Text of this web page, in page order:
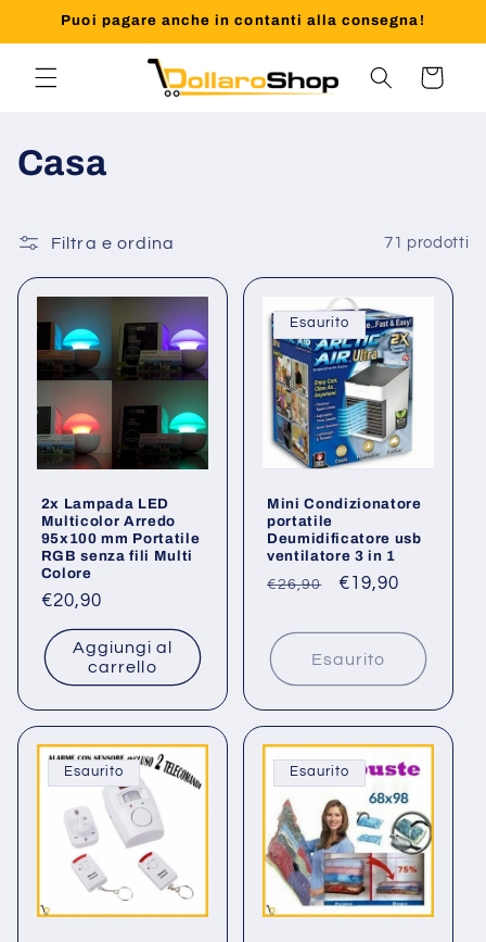
direttamente
ai contenuti
Puoi pagare anche in contanti alla consegna!
Carrello
C
l
l
e
o
Casa
Filtra e ordina 71 prodotti
2x Lampada LED
Multicolor Arredo
95x100 mm Portatile
RGB senza fili Multi
Colore
Prezzo
listino
€20,90
Aggiungi al
carrello
Esaurito
Mini Condizionatore
portatile
Deumidificatore usb
ventilatore 3 in 1
Prezzo
listino
€26,90
Prezzo
€19,90
Esaurito
Esaurito Esaurito